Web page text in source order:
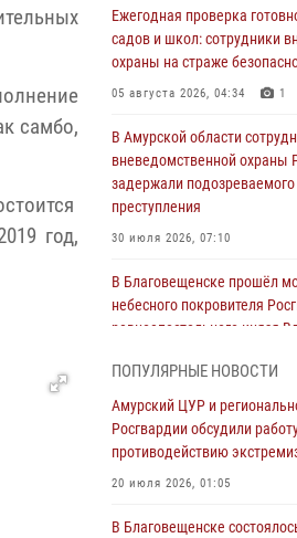
самбо,
год,
Ежегодная проверка
садов и школ: сотрудники
охраны на страже
05 августа 2026, 04:34 1
В Амурской области
вневедомственной охраны
задержали
преступления
30 июля 2026, 07:10
В Благовещенске прошёл
небесного покровителя
равноапостольного князя
Более 2,5 миллионов
амурчанам за оружие
основе
28 июля 2026, 02:00
Итоги работы строевых
ПОПУЛЯРНЫЕ НОВОСТИ
Амурский ЦУР и
Росгвардии обсудили
противодействию
20 июля 2026, 01:05
В Благовещенске